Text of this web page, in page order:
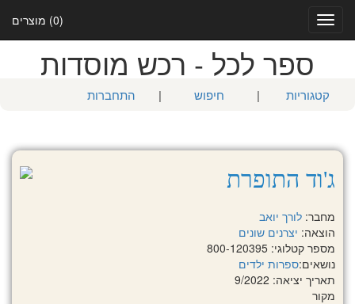
(0) מוצרים
Toggle
navigation
ספר לכל - רכש מוסדות
קטגוריות | חיפוש | התחברות
ג'וד התופרת
מחבר: לורך יואב
הוצאה: יצרנים שונים
מספר קטלוגי: 800-120395
נושאים:ספרות ילדים
תאריך יציאה: 9/2022
מקור